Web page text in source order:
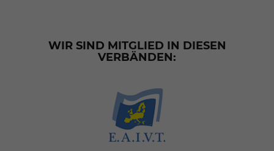
WIR SIND MITGLIED IN DIESEN
VERBÄNDEN: